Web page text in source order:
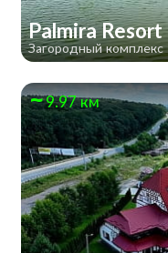
Palmira Resort
Загородный комплекс
9.97 км